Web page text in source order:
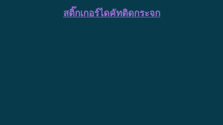
สติ๊กเกอร์ไดคัทติดกระจก